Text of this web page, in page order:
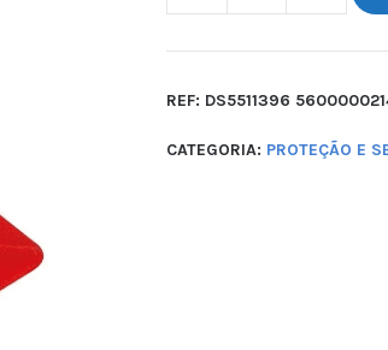
REF: DS5511396
CATEGORIA: PROTEÇÃO E